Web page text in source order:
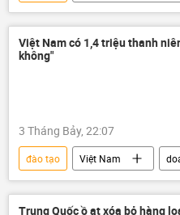
Kinh tế
tăng trưởng kinh
mục tiêu tăng trưởng
FDI
Ngân hàng Thế giới
kinh tế thị trường
Việt Nam có 1,4 triệu thanh
không"
3 Tháng Bảy, 22:07
đào tạo Việt Nam
luật lao động
Bộ Nội vụ
Xã hội
Công nghiệp
Trung Quốc ồ ạt xóa bỏ hàng